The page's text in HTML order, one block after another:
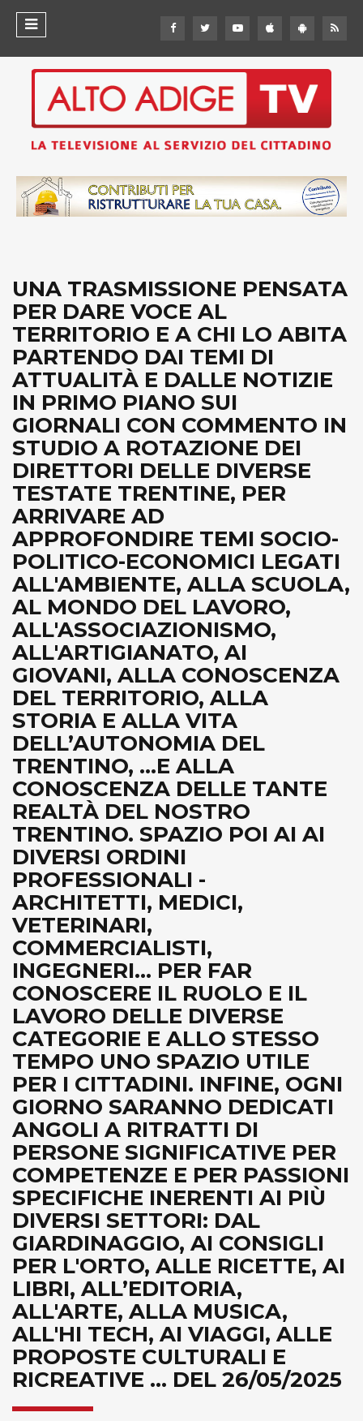
UNA TRASMISSIONE PENSATA
PER DARE VOCE AL
TERRITORIO E A CHI LO ABITA
PARTENDO DAI TEMI DI
ATTUALITÀ E DALLE NOTIZIE
IN PRIMO PIANO SUI
GIORNALI CON COMMENTO IN
STUDIO A ROTAZIONE DEI
DIRETTORI DELLE DIVERSE
TESTATE TRENTINE, PER
ARRIVARE AD
APPROFONDIRE TEMI SOCIO-
POLITICO-ECONOMICI LEGATI
ALL'AMBIENTE, ALLA SCUOLA,
AL MONDO DEL LAVORO,
ALL'ASSOCIAZIONISMO,
ALL'ARTIGIANATO, AI
GIOVANI, ALLA CONOSCENZA
DEL TERRITORIO, ALLA
STORIA E ALLA VITA
DELL’AUTONOMIA DEL
TRENTINO, ...E ALLA
CONOSCENZA DELLE TANTE
REALTÀ DEL NOSTRO
TRENTINO. SPAZIO POI AI AI
DIVERSI ORDINI
PROFESSIONALI -
ARCHITETTI, MEDICI,
VETERINARI,
COMMERCIALISTI,
INGEGNERI... PER FAR
CONOSCERE IL RUOLO E IL
LAVORO DELLE DIVERSE
CATEGORIE E ALLO STESSO
TEMPO UNO SPAZIO UTILE
PER I CITTADINI. INFINE, OGNI
GIORNO SARANNO DEDICATI
ANGOLI A RITRATTI DI
PERSONE SIGNIFICATIVE PER
COMPETENZE E PER PASSIONI
SPECIFICHE INERENTI AI PIÙ
DIVERSI SETTORI: DAL
GIARDINAGGIO, AI CONSIGLI
PER L'ORTO, ALLE RICETTE, AI
LIBRI, ALL’EDITORIA,
ALL'ARTE, ALLA MUSICA,
ALL'HI TECH, AI VIAGGI, ALLE
PROPOSTE CULTURALI E
RICREATIVE ... DEL 26/05/2025